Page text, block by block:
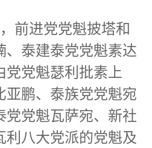
前进党党魁披塔和
、泰建泰党党魁素达
党党魁瑟利批素上
亚鹏、泰族党党魁宛
党党魁瓦萨宛、新社
利八大党派的党魁及